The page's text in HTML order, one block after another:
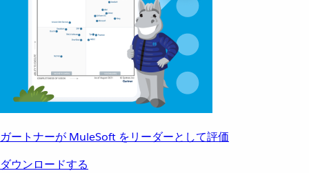
ガートナーが MuleSoft をリーダーとして評価
ダウンロードする